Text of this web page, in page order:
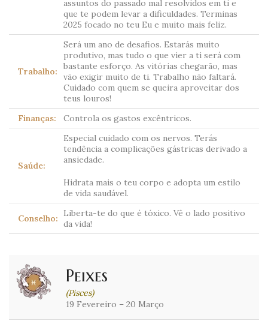
assuntos do passado mal resolvidos em ti e
que te podem levar a dificuldades. Terminas
2025 focado no teu Eu e muito mais feliz.
Trabalho:
Será um ano de desafios. Estarás muito
produtivo, mas tudo o que vier a ti será com
bastante esforço. As vitórias chegarão, mas
vão exigir muito de ti. Trabalho não faltará.
Cuidado com quem se queira aproveitar dos
teus louros!
Finanças:
Controla os gastos excêntricos.
Saúde:
Especial cuidado com os nervos. Terás
tendência a complicações gástricas derivado a
ansiedade.
Hidrata mais o teu corpo e adopta um estilo
de vida saudável.
Conselho:
Liberta-te do que é tóxico. Vê o lado positivo
da vida!
Peixes
(Pisces)
19 Fevereiro – 20 Março